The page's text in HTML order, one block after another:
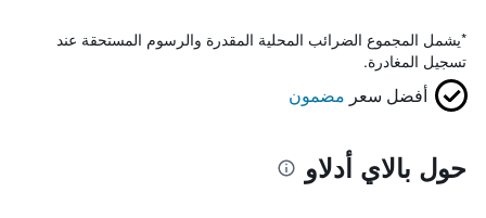
*يشمل المجموع الضرائب المحلية المقدرة والرسوم المستحقة عند
تسجيل المغادرة.
أفضل سعر مضمون
حول بالاي أدلاو